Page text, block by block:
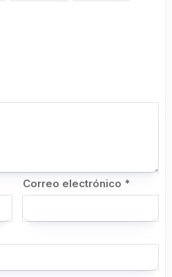
Correo electrónico *